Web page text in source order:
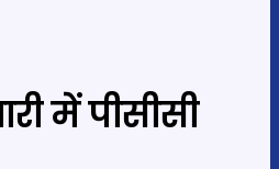
में पीसीसी